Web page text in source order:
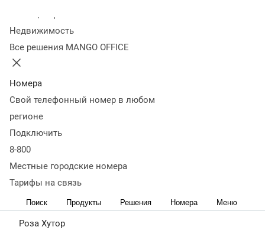
Недвижимость
Все решения MANGO OFFICE
Номера
Свой телефонный номер в любом
регионе
Подключить
8-800
Местные городские номера
Тарифы на связь
Поиск Продукты Решения Номера Меню
проекте
Проблематика
Клиент
Роза Хутор